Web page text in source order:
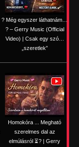
? Még egyszer láthatnám…
? – Gerry Music (Official
Video) | Csak egy szó…
„szeretlek”
Homokóra ... Megható
szerelmes dal az
elmúlásról ⏳? | Gerry